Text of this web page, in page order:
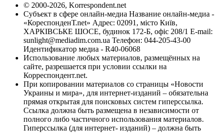
© 2000-2026, Korrespondent.net
Субъект в сфере онлайн-медиа Название онлайн-медиа -
«КореспонденТ.net» Адрес: 02091, місто Київ,
ХАРКІВСЬКЕ ШОСЕ, будинок 172-Б, офіс 208/1 E-mail:
sunlight@mediadim.com.ua Телефон: 044-205-43-00
Идентификатор медиа - R40-06068
Использование любых материалов, размещённых на
сайте, разрешается при условии ссылки на
Корреспондент.net.
При копировании материалов со страницы «Новости
Украины и мира», для интернет-изданий – обязательна
прямая открытая для поисковых систем гиперссылка.
Ссылка должна быть размещена в независимости от
полного либо частичного использования материалов.
Гиперссылка (для интернет- изданий) – должна быть